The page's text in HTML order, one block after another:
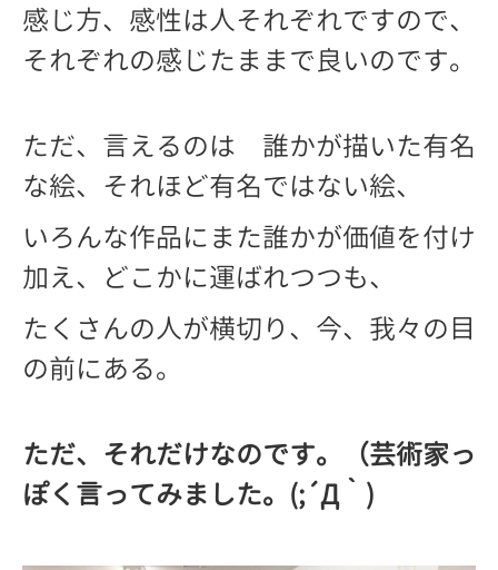
感じ方、感性は人それぞれですので、
それぞれの感じたままで良いのです。
ただ、言えるのは 誰かが描いた有名
な絵、それほど有名ではない絵、
いろんな作品にまた誰かが価値を付け
加え、どこかに運ばれつつも、
たくさんの人が横切り、今、 我々の目
の前にある。
ただ、それだけなのです。（芸術家っ
ぽく言ってみました。(;´Д｀)